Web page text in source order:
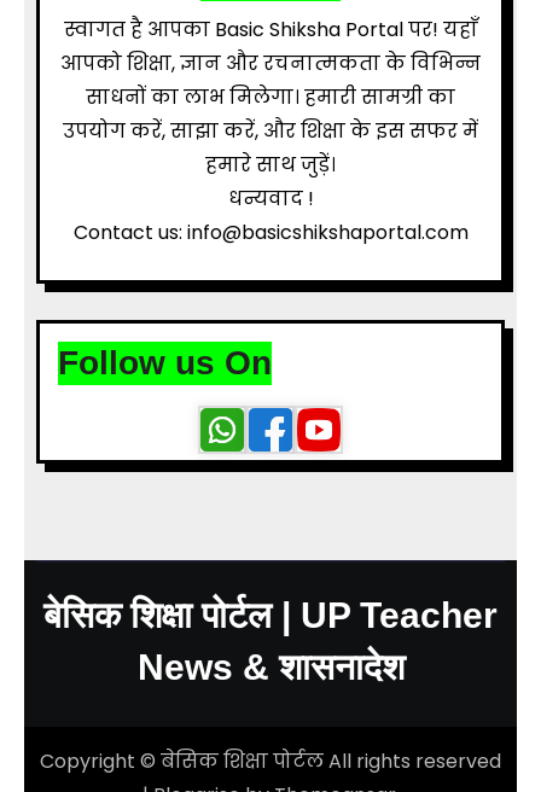
स्वागत है आपका Basic Shiksha Portal पर! यहाँ
आपको शिक्षा, ज्ञान और रचनात्मकता के विभिन्न
साधनों का लाभ मिलेगा। हमारी सामग्री का
उपयोग करें, साझा करें, और शिक्षा के इस सफर में
हमारे साथ जुड़ें।
धन्यवाद !
Contact us: info@basicshikshaportal.com
Follow us On
बेसिक शिक्षा पोर्टल | UP Teacher
News & शासनादेश
Copyright © बेसिक शिक्षा पोर्टल All rights reserved